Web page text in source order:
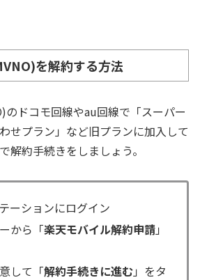
を解約する方法
のドコモ回線やau回線で「スーパー
せプラン」など旧プランに加入して
解約手続きをしましょう。
ーションにログイン
から「楽天モバイル解約申請」
して「解約手続きに進む」をタ